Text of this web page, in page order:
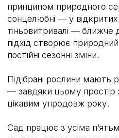
принципом природного
сонцелюбні — у
тіньовитривалі — ближче
підхід створює
постійні сезонні зміни.
Підібрані рослини мають
— завдяки цьому простір
цікавим упродовж року.
Сад працює з усіма